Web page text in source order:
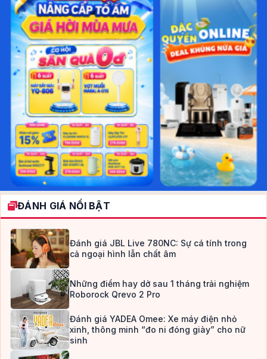
ĐÁNH GIÁ NỔI BẬT
Đánh giá JBL Live 780NC: Sự cá tính trong
cả ngoại hình lẫn chất âm
Những điểm hay dở sau 1 tháng trải nghiệm
Roborock Qrevo 2 Pro
Đánh giá YADEA Omee: Xe máy điện nhỏ
xinh, thông minh “đo ni đóng giày” cho nữ
sinh